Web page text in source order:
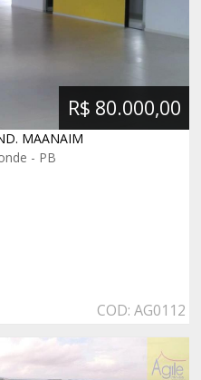
R$ 80.000,00
MAANAIM
- PB
COD: AG0112